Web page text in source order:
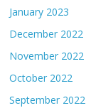
January 2023
December 2022
November 2022
October 2022
September 2022